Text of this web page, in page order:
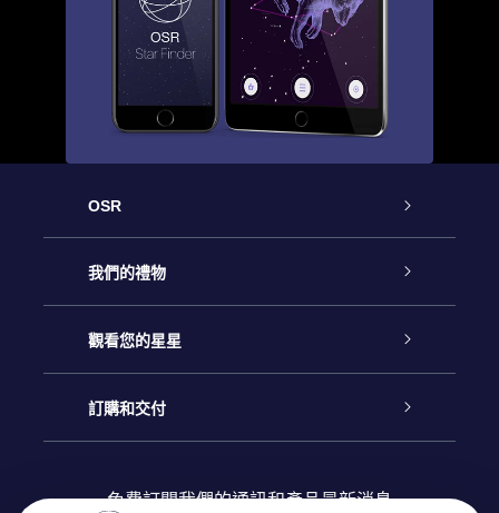
OSR
客戶服務
聯繫我們
博客
我們的禮物
Online Star禮物
OSR禮物包
觀看您的星星
星星注册
訂購和交付
免費訂閱我們的通訊和產品最新消息